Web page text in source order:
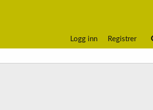
Logg inn Registrer